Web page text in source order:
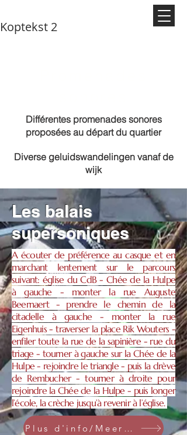
Koptekst 2
Différentes promenades sonores
proposées au départ du quartier
Diverse geluidswandelingen vanaf de
wijk
Les balais
supersoniques
A écouter de préférence au casque et en
marchant lentement sur le parcours
suivant: église du CdB - Chée de la Hulpe
à gauche - monter la rue Auguste
Beernaert - prendre le chemin de la
citadelle à gauche - monter la rue
Eigenhuis - traverser la place Rik Wouters -
enfiler toute la rue de la sapinière - rue du
triage - tourner à gauche sur la Chée de la
Hulpe - rejoindre le triangle - puis la drève
de Rembucher - tourner à droite pour
rejoindre la Chée de la Hulpe - puis longer
l’école, la crèche jusqu’à revenir à l’église.
Plus d'info/Meer info